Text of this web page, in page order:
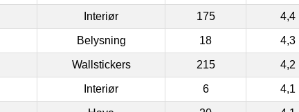
Interiør 175 4,4
Belysning 18 4,3
Wallstickers 215 4,2
Interiør 6 4,1